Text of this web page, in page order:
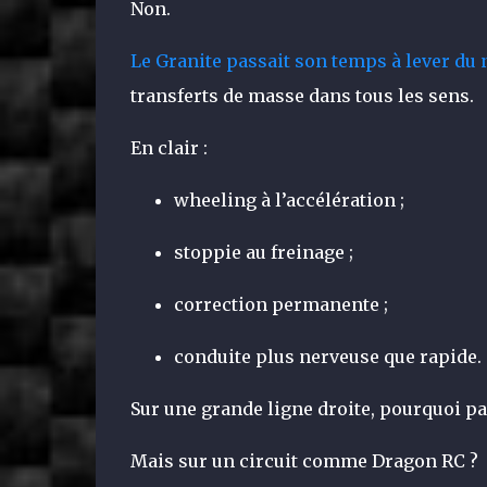
Non.
Le Granite passait son temps à lever du
transferts de masse dans tous les sens.
En clair :
wheeling à l’accélération ;
stoppie au freinage ;
correction permanente ;
conduite plus nerveuse que rapide.
Sur une grande ligne droite, pourquoi
Mais sur un circuit comme Dragon RC ?